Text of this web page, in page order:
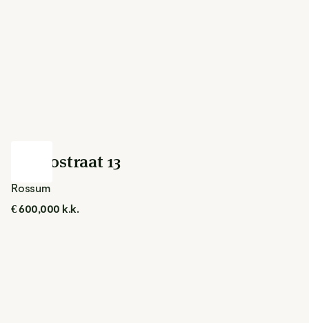
Everlostraat 13
Rossum
€ 600,000 k.k.